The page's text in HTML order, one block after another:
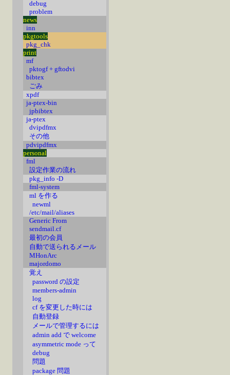
debug
problem
news
inn
pkgtools
pkg_chk
print
mf
pktogf + gftodvi
bibtex
ごみ
xpdf
ja-ptex-bin
jpbibtex
ja-ptex
dvipdfmx
その他
pdvipdfmx
personal
fml
設定作業の流れ
pkg_info -D
fml-system
ml を作る
newml
/etc/mail/aliases
Generic From
sendmail.cf
最初の会員
自動で送られるメール
MHonArc
majordomo
覚え
password の設定
members-admin
log
cf を変更した時には
自動登録
メールで管理するには
admin add で welcome
asymmetric mode って
debug
問題
package 問題